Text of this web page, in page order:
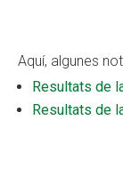
Aquí, algunes
Resultats de
Resultats de